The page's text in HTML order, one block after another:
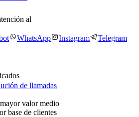
al
WhatsApp Instagram Telegram
de llamadas
valor medio
base de clientes